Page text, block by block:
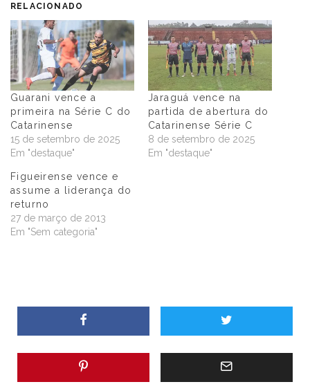
RELACIONADO
Guarani vence a
primeira na Série C do
Catarinense
15 de setembro de 2025
Em "destaque"
Jaraguá vence na
partida de abertura do
Catarinense Série C
8 de setembro de 2025
Em "destaque"
Figueirense vence e
assume a liderança do
returno
27 de março de 2013
Em "Sem categoria"